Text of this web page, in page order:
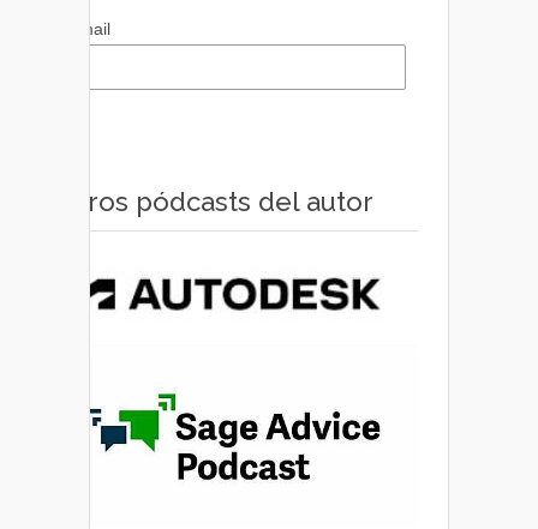
Email
Otros pódcasts del autor